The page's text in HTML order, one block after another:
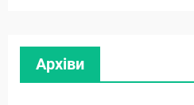
Архіви